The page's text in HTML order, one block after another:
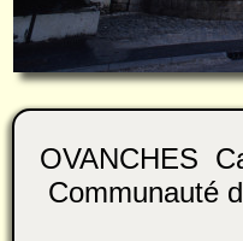
OVANCHES
Communauté